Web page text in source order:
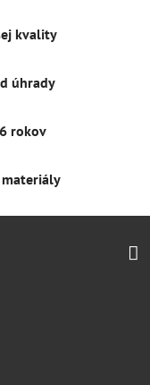
kvality
úhrady
rokov